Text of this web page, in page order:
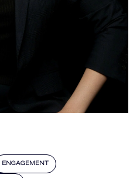
ENGAGEMENT